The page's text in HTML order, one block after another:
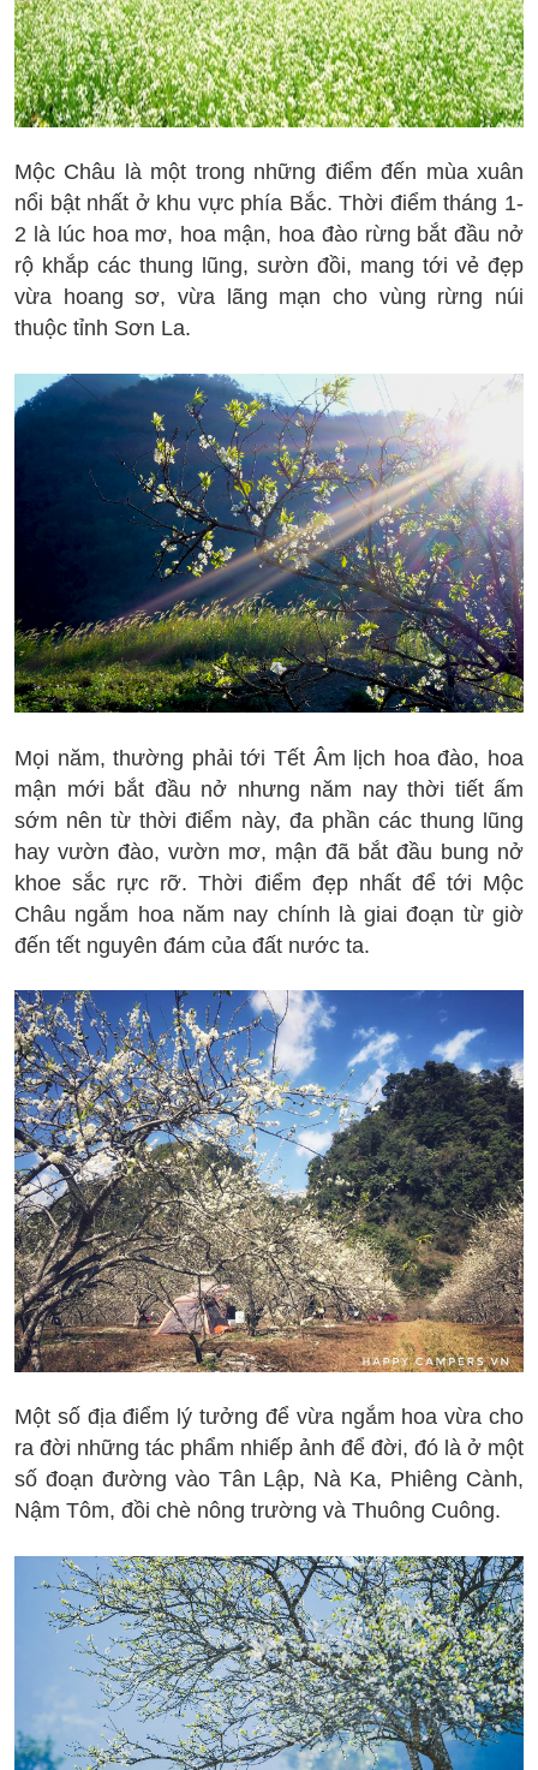
Mộc Châu là một trong những điểm đến mùa xuân
nổi bật nhất ở khu vực phía Bắc. Thời điểm tháng 1-
2 là lúc hoa mơ, hoa mận, hoa đào rừng bắt đầu nở
rộ khắp các thung lũng, sườn đồi, mang tới vẻ đẹp
vừa hoang sơ, vừa lãng mạn cho vùng rừng núi
thuộc tỉnh Sơn La.
Mọi năm, thường phải tới Tết Âm lịch hoa đào, hoa
mận mới bắt đầu nở nhưng năm nay thời tiết ấm
sớm nên từ thời điểm này, đa phần các thung lũng
hay vườn đào, vườn mơ, mận đã bắt đầu bung nở
khoe sắc rực rỡ. Thời điểm đẹp nhất để tới Mộc
Châu ngắm hoa năm nay chính là giai đoạn từ giờ
đến tết nguyên đám của đất nước ta.
Một số địa điểm lý tưởng để vừa ngắm hoa vừa cho
ra đời những tác phẩm nhiếp ảnh để đời, đó là ở một
số đoạn đường vào Tân Lập, Nà Ka, Phiêng Cành,
Nậm Tôm, đồi chè nông trường và Thuông Cuông.